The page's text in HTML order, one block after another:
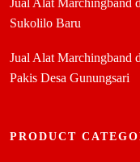
Sukolilo Baru
Jual Alat Marchingband
Pakis Desa Gunungsari
PRODUCT